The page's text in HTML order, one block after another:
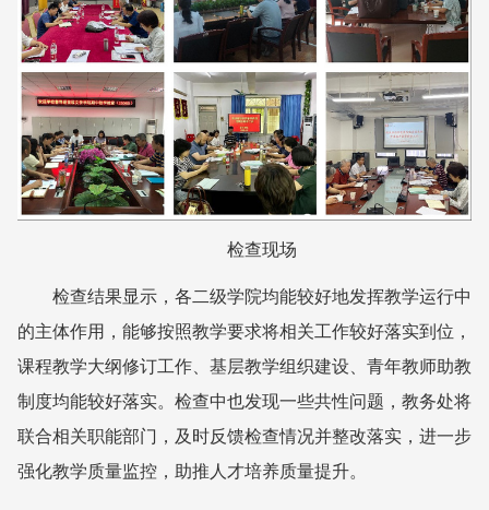
检查现场
检查结果显示，各二级学院均能较好地发挥教学运行中
的主体作用，能够按照教学要求将相关工作较好落实到位，
课程教学大纲修订工作、基层教学组织建设、青年教师助教
制度均能较好落实。检查中也发现一些共性问题，教务处将
联合相关职能部门，及时反馈检查情况并整改落实，进一步
强化教学质量监控，助推人才培养质量提升。